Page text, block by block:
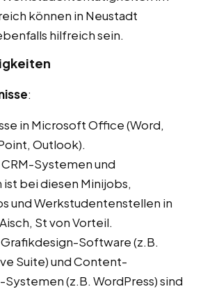
können in Neustadt
hilfreich sein.
:
in Microsoft Office (Word,
Outlook).
Systemen und
bei diesen Minijobs,
und Werkstudentenstellen in
St von Vorteil.
Software (z.B.
Suite) und Content-
(z.B. WordPress) sind